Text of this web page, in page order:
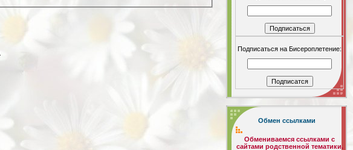
Подписаться на Бисероплетение:
Обмен ссылками
Обмениваемся ссылками с
сайтами родственной тематики.